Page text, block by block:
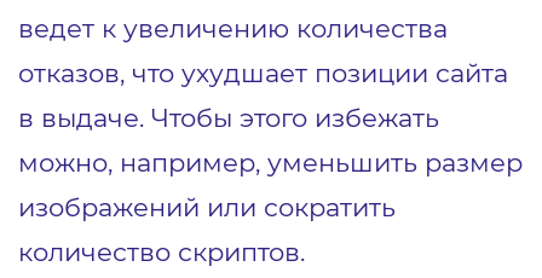
ведет к увеличению количества
отказов, что ухудшает позиции сайта
в выдаче. Чтобы этого избежать
можно, например, уменьшить размер
изображений или сократить
количество скриптов.